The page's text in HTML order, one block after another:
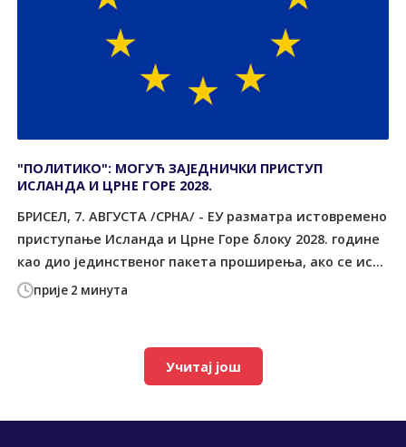
прије 2 минута
"ПОЛИТИКО": МОГУЋ ЗАЈЕДНИЧКИ ПРИСТУП
ИСЛАНДА И ЦРНЕ ГОРЕ 2028.
БРИСЕЛ, 7. АВГУСТА /СРНА/ - ЕУ разматра истовремено
приступање Исланда и Црне Горе блоку 2028. године
као дио јединственог пакета проширења, ако се ис...
Учитај још